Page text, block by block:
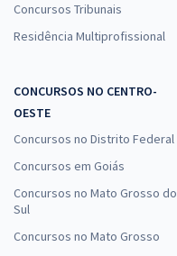
Concursos Tribunais
Residência Multiprofissional
CONCURSOS NO CENTRO-
OESTE
Concursos no Distrito Federal
Concursos em Goiás
Concursos no Mato Grosso do
Sul
Concursos no Mato Grosso